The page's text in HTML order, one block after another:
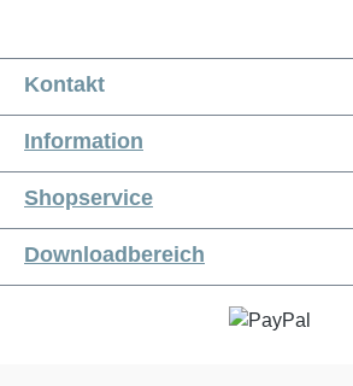
Kontakt
Information
Shopservice
Downloadbereich